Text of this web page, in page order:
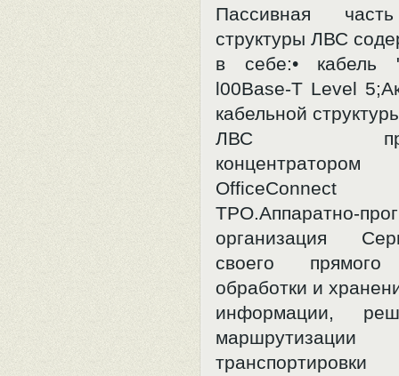
Пассивная
структуры ЛВС
в себе:• кабель
l00Base-T Level
кабельной
ЛВС
ТРО.Аппаратно-
организация
своего прямого
обработки и
информации,
транспортировки